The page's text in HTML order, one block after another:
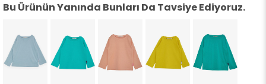
Bu Ürünün Yanında Bunları Da Tavsiye Ediyoruz.